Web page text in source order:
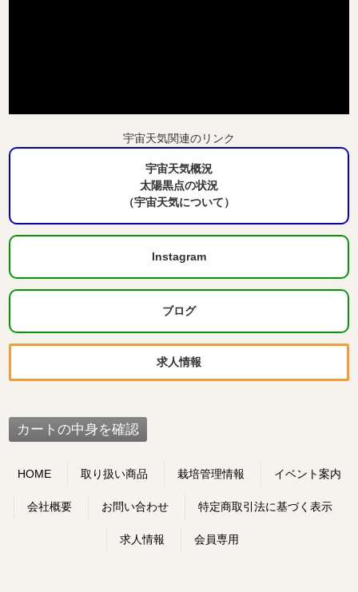
宇宙天気関連のリンク
宇宙天気概況
太陽黒点の状況
（宇宙天気について）
Instagram
ブログ
求人情報
HOME 取り扱い商品 栽培管理情報 イベント案内
会社概要 お問い合わせ 特定商取引法に基づく表示
求人情報 会員専用